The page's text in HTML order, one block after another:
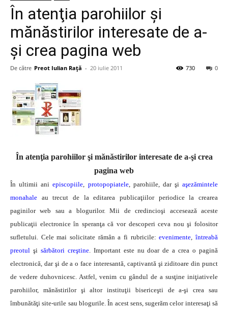
În atenţia parohiilor şi
mănăstirilor interesate de a-
şi crea pagina web
De către Preot Iulian Raţă - 20 iulie 2011 0
730
În atenţia parohiilor şi mănăstirilor interesate de a-şi crea
pagina web
În ultimii aniepiscopiile, protopopiatele, parohiile, dar şi aşezămintele
monahale au trecut de la editarea publicaţiilor periodice la crearea
paginilor web sau a blogurilor. Mii de credincioşi accesează aceste
publicaţii electronice în speranţa că vor descoperi ceva nou şi folositor
sufletului. Cele mai solicitate rămân a fi rubricile:evenimente,întreabă
preotul şi sărbători creştine. Important este nu doar de a crea o pagină
electronică, dar şi de a o face interesantă, captivantă şi ziditoare din punct
de vedere duhovnicesc.Astfel, venim cu gândul de a susţine iniţiativele
parohiilor, mănăstirilor şi altor instituţii bisericeşti de a-şi crea sau
îmbunătăţi site-urile sau blogurile. În acest sens, sugerăm celor interesaţi să